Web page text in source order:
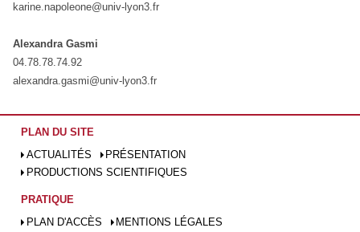
karine.napoleone@univ-lyon3.fr
Alexandra Gasmi
04.78.78.74.92
alexandra.gasmi@univ-lyon3.fr
PLAN DU SITE
ACTUALITÉS
PRÉSENTATION
PRODUCTIONS SCIENTIFIQUES
PRATIQUE
PLAN D'ACCÈS
MENTIONS LÉGALES